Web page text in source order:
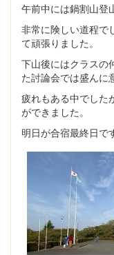
午前中には鍋割山登
非常に険しい道程で
て頑張りました。
下山後にはクラスの
た討論会では盛んに
疲れもある中でした
ができました。
明日が合宿最終日で